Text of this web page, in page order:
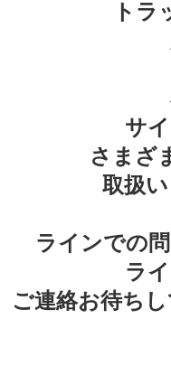
トラ
サ
さまざ
取扱
ラインでの
ラ
ご連絡お待ちし